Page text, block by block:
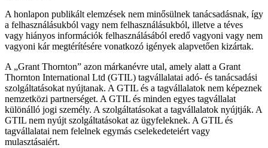
A honlapon publikált elemzések nem minősülnek tanácsadásnak, így
a felhasználásukból vagy nem felhasználásukból, illetve a téves
vagy hiányos információk felhasználásából eredő vagyoni vagy nem
vagyoni kár megtérítésére vonatkozó igények alapvetően kizártak.
A „Grant Thornton” azon márkanévre utal, amely alatt a Grant
Thornton International Ltd (GTIL) tagvállalatai adó- és tanácsadási
szolgáltatásokat nyújtanak. A GTIL és a tagvállalatok nem képeznek
nemzetközi partnerséget. A GTIL és minden egyes tagvállalat
különálló jogi személy. A szolgáltatásokat a tagvállalatok nyújtják. A
GTIL nem nyújt szolgáltatásokat az ügyfeleknek. A GTIL és
tagvállalatai nem felelnek egymás cselekedeteiért vagy
mulasztásaiért.